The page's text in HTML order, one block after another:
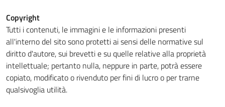
Copyright
Tutti i contenuti, le immagini e le informazioni presenti
all'interno del sito sono protetti ai sensi delle normative sul
diritto d'autore, sui brevetti e su quelle relative alla proprietà
intellettuale; pertanto nulla, neppure in parte, potrà essere
copiato, modificato o rivenduto per fini di lucro o per trarne
qualsivoglia utilità.